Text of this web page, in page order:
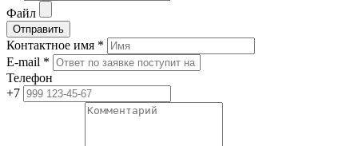
Файл
Отправить
Контактное имя *
E-mail *
Телефон
+7